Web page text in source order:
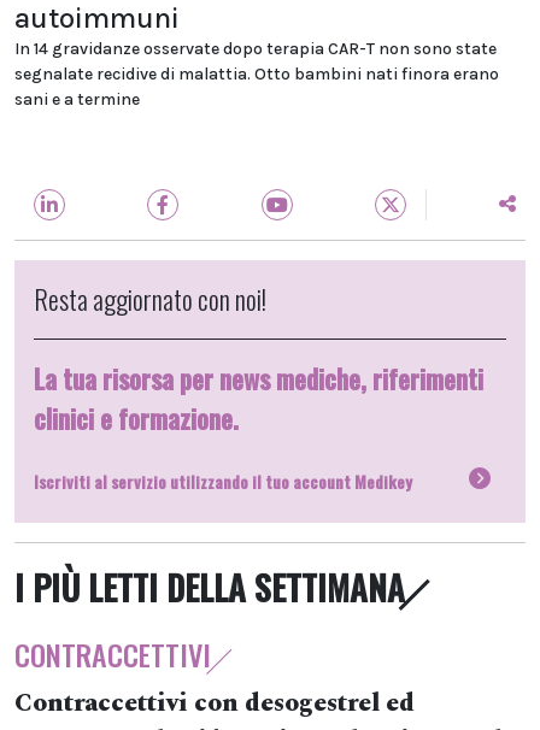
autoimmuni
In 14 gravidanze osservate dopo terapia CAR-T non sono state
segnalate recidive di malattia. Otto bambini nati finora erano
sani e a termine
Resta aggiornato con noi!
La tua risorsa per news mediche, riferimenti
clinici e formazione.
Iscriviti al servizio utilizzando il tuo account Medikey
I PIÙ LETTI DELLA SETTIMANA
CONTRACCETTIVI
Contraccettivi con desogestrel ed